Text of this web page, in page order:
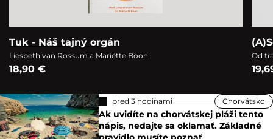
Tuk - Náš tajný orgán
Liesbeth van Rossum a Mariëtte Boon
18,90 €
Od
pred 3 hodinami Chorvátsko
Ak uvidíte na chorvátskej pláži tento
nápis, nedajte sa oklamať. Základné